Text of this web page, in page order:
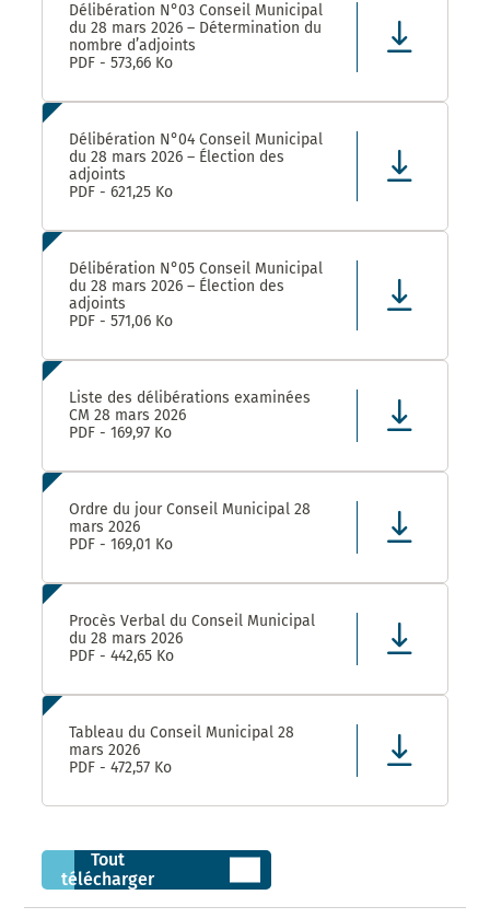
Délibération N°03 Conseil Municipal
du 28 mars 2026 – Détermination du
nombre d’adjoints
PDF - 573,66 Ko
Délibération N°04 Conseil Municipal
du 28 mars 2026 – Élection des
adjoints
PDF - 621,25 Ko
Délibération N°05 Conseil Municipal
du 28 mars 2026 – Élection des
adjoints
PDF - 571,06 Ko
Liste des délibérations examinées
CM 28 mars 2026
PDF - 169,97 Ko
Ordre du jour Conseil Municipal 28
mars 2026
PDF - 169,01 Ko
Procès Verbal du Conseil Municipal
du 28 mars 2026
PDF - 442,65 Ko
Tableau du Conseil Municipal 28
mars 2026
PDF - 472,57 Ko
Tout
télécharger